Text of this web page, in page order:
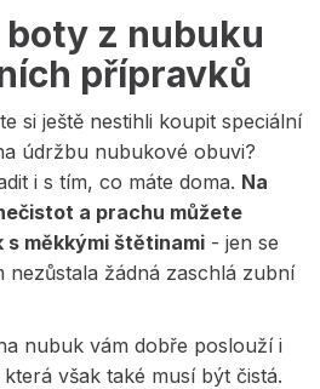
z nubuku
přípravků
si ještě nestihli koupit speciální
údržbu nubukové obuvi?
i s tím, co máte doma. Na
a prachu můžete
měkkými štětinami - jen se
nezůstala žádná zaschlá zubní
nubuk vám dobře poslouží i
která však také musí být čistá.